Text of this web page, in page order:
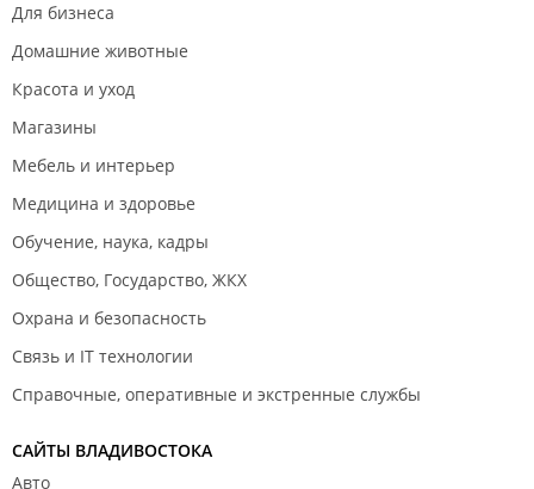
Для бизнеса
Домашние животные
Красота и уход
Магазины
Мебель и интерьер
Медицина и здоровье
Обучение, наука, кадры
Общество, Государство, ЖКХ
Охрана и безопасность
Связь и IT технологии
Справочные, оперативные и экстренные службы
САЙТЫ ВЛАДИВОСТОКА
Авто